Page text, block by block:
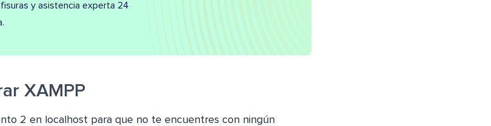
y asistencia experta 24
XAMPP
2 en localhost para que no te encuentres con ningún